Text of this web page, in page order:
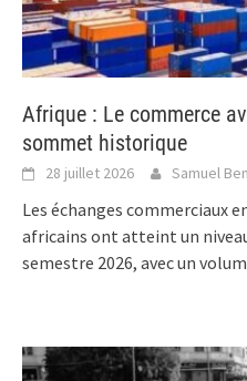
Afrique : Le commerce
sommet historique
28 juillet 2026 Samuel
Les échanges commerciaux
africains ont atteint un
semestre 2026, avec un